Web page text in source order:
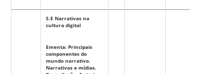
S.E Narrativas na
cultura digital
Ementa: Principais
componentes do
mundo narrativo.
Narrativas e mídias.